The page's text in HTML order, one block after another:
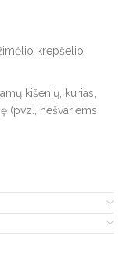
krepšelio
kišenių, kurias,
(pvz., nešvariems